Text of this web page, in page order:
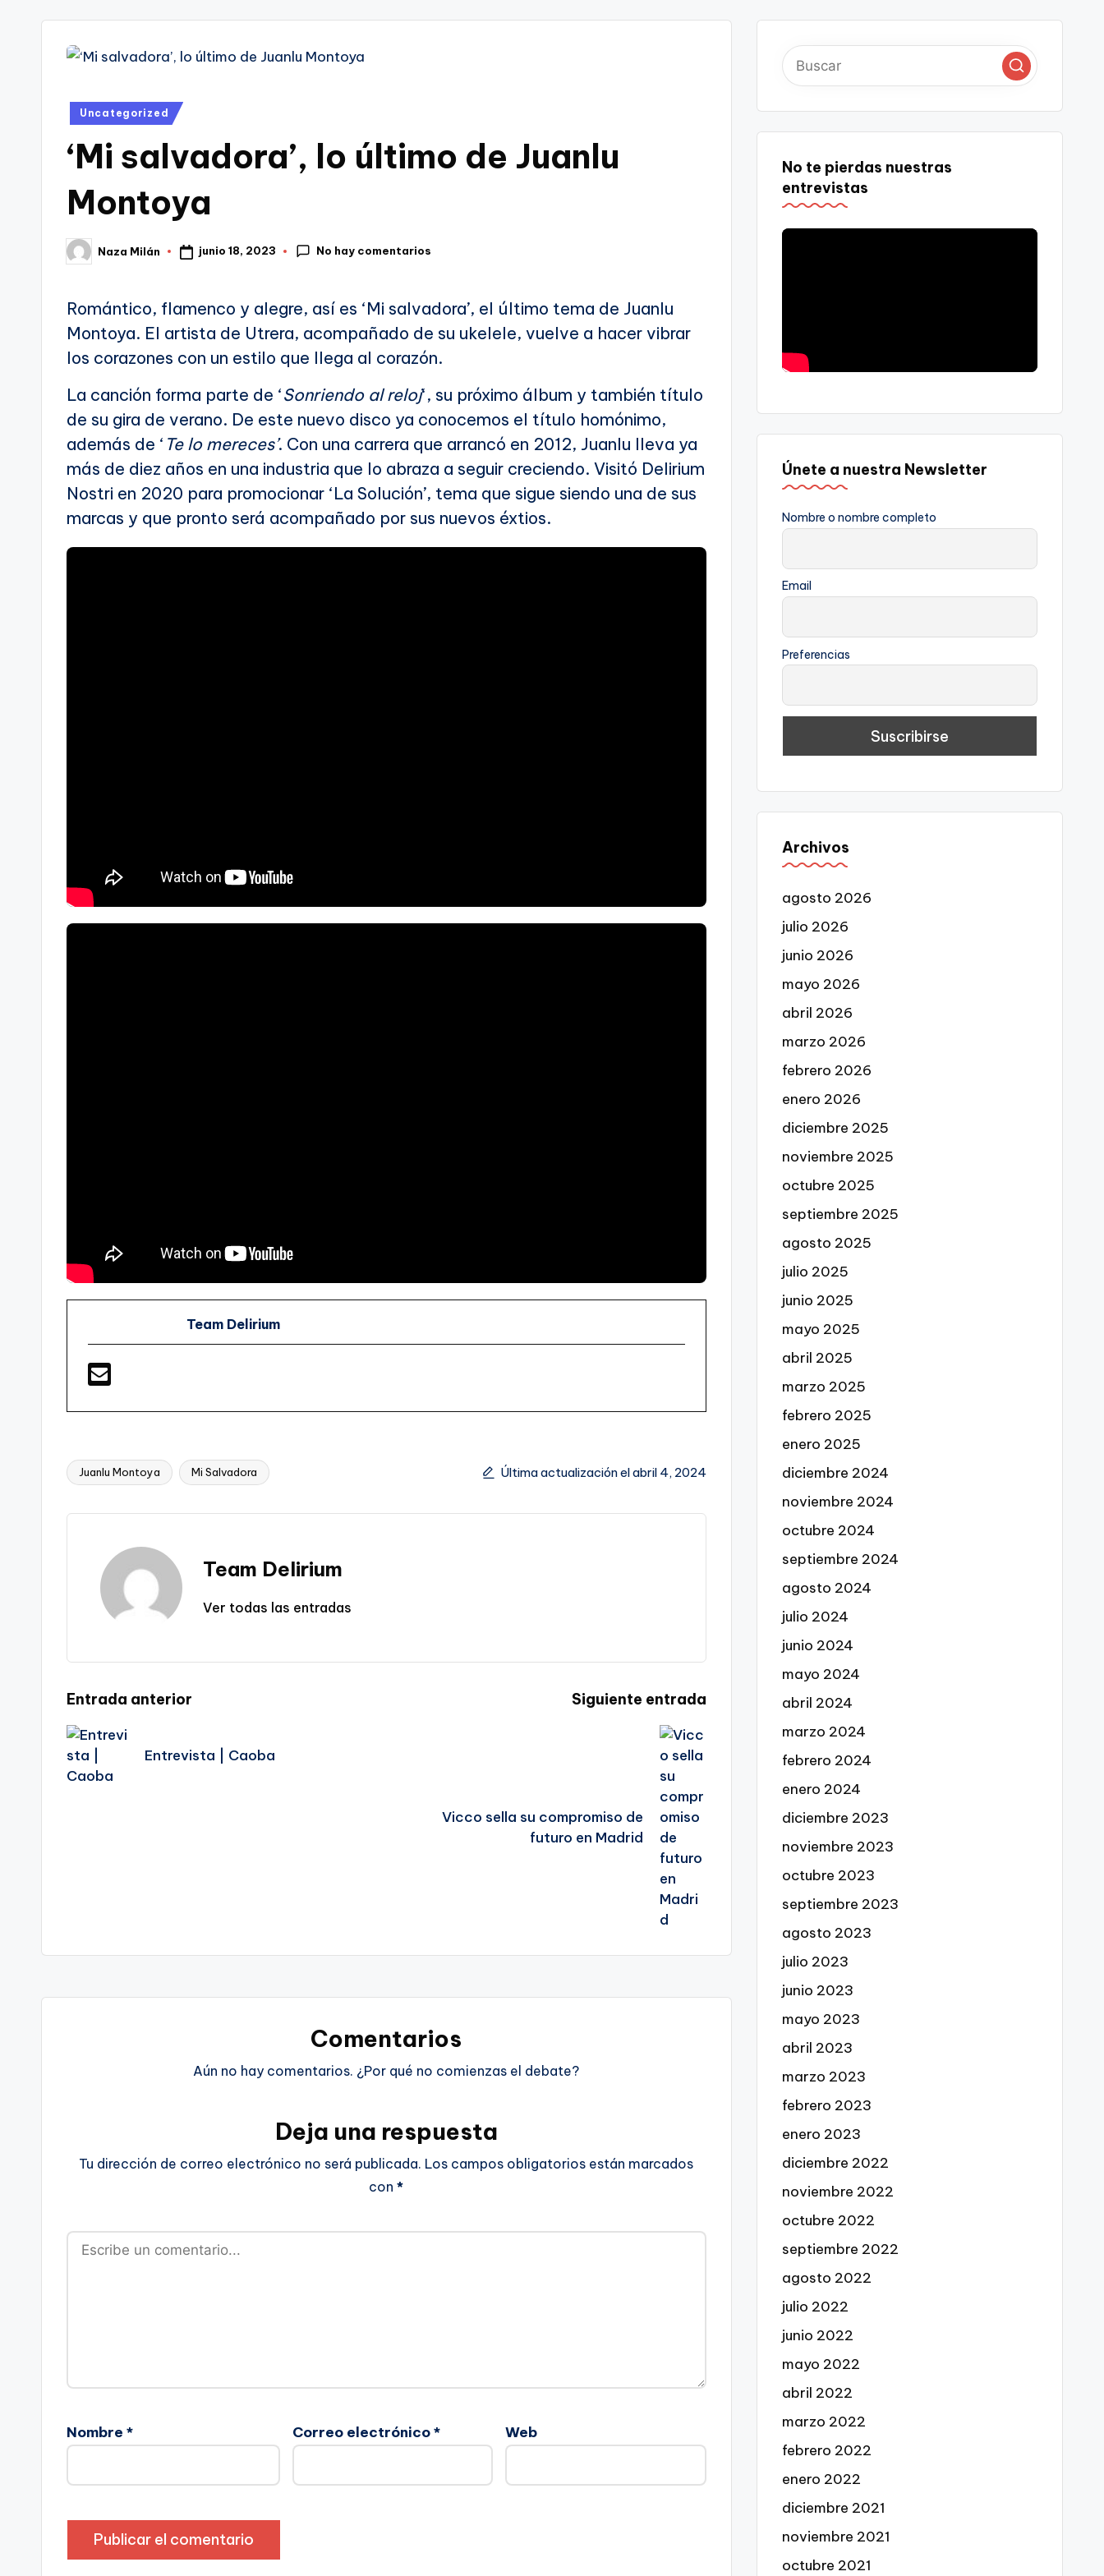
Publicado
Uncategorized
‘Mi salvadora’, lo último de Juanlu
Montoya
Publicado
por
Naza Milán junio 18, 2023 No hay comentarios
Romántico, flamenco y alegre, así es ‘Mi salvadora’, el último tema de Juanlu
Montoya. El artista de Utrera, acompañado de su ukelele, vuelve a hacer vibrar
los corazones con un estilo que llega al corazón.
La canción forma parte de ‘Sonriendo al reloj‘, su próximo álbum y también título
de su gira de verano. De este nuevo disco ya conocemos el título homónimo,
además de ‘ Te lo mereces’. Con una carrera que arrancó en 2012, Juanlu lleva ya
más de diez años en una industria que lo abraza a seguir creciendo. Visitó Delirium
Nostri en 2020 para promocionar ‘La Solución’, tema que sigue siendo una de sus
marcas y que pronto será acompañado por sus nuevos éxtios.
Team Delirium
Etiquetas:
Juanlu Montoya Mi Salvadora Última actualización el abril 4, 2024
Team Delirium
Ver todas las entradas
Navegación
de
entradas
Entrada anterior
Entrevista | Caoba
Siguiente entrada
Vicco sella su compromiso de
futuro en Madrid
Comentarios
Aún no hay comentarios. ¿Por qué no comienzas el debate?
Deja una respuesta
Tu dirección de correo electrónico no será publicada. Los campos obligatorios están marcados
con*
Nombre * Correo electrónico* Web
No te pierdas nuestras
entrevistas
Únete a nuestra Newsletter
Nombre o nombre completo
Email
Preferencias
Archivos
agosto 2026
julio 2026
junio 2026
mayo 2026
abril 2026
marzo 2026
febrero 2026
enero 2026
diciembre 2025
noviembre 2025
octubre 2025
septiembre 2025
agosto 2025
julio 2025
junio 2025
mayo 2025
abril 2025
marzo 2025
febrero 2025
enero 2025
diciembre 2024
noviembre 2024
octubre 2024
septiembre 2024
agosto 2024
julio 2024
junio 2024
mayo 2024
abril 2024
marzo 2024
febrero 2024
enero 2024
diciembre 2023
noviembre 2023
octubre 2023
septiembre 2023
agosto 2023
julio 2023
junio 2023
mayo 2023
abril 2023
marzo 2023
febrero 2023
enero 2023
diciembre 2022
noviembre 2022
octubre 2022
septiembre 2022
agosto 2022
julio 2022
junio 2022
mayo 2022
abril 2022
marzo 2022
febrero 2022
enero 2022
diciembre 2021
noviembre 2021
octubre 2021